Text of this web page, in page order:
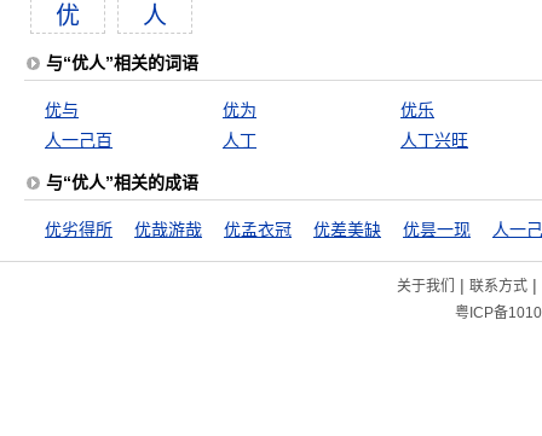
优 人
与“优人”相关的词语
优与 优为
优乐
人一己百
人丁 人丁兴旺
与“优人”相关的成语
优劣得所 优哉游哉 优孟衣冠 优差美缺 优昙一现 人一
关于我们 | 联系方式|
粤ICP备